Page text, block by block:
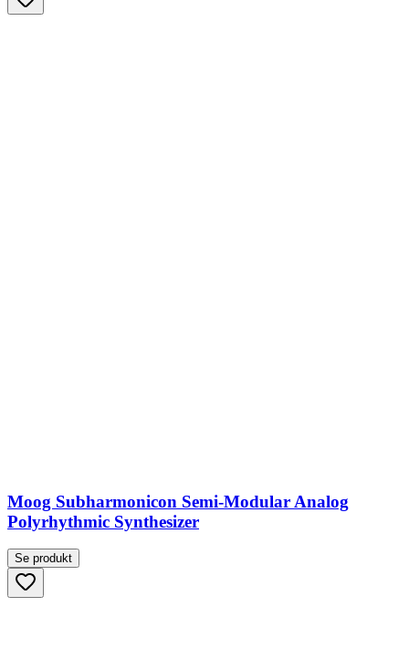
Moog Subharmonicon Semi-Modular Analog
Polyrhythmic Synthesizer
Se produkt